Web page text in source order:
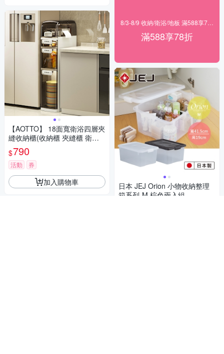
【AOTTO】 18面寬衛浴四層夾
縫收納櫃(收納櫃 夾縫櫃 衛浴
收納)
$790
活動 券
加入購物車
滿588享78折
日本 JEJ Orion 小物收納整理
箱系列-M 棕色兩入組